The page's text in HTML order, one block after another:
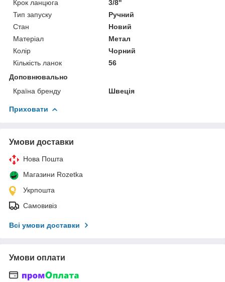
Крок ланцюга
3/8''
Тип запуску
Ручний
Стан
Новий
Матеріал
Метал
Колір
Чорний
Кількість ланок
56
Доповнювально
Країна бренду
Швеція
Приховати
Умови доставки
Нова Пошта
Магазини Rozetka
Укрпошта
Самовивіз
Всі умови доставки
Умови оплати